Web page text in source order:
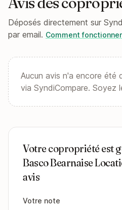
Déposés directement sur
par email. Comment
Aucun avis n'a encore été
via SyndiCompare. Soyez
Votre copropriété est
Basco Bearnaise
avis
Votre note